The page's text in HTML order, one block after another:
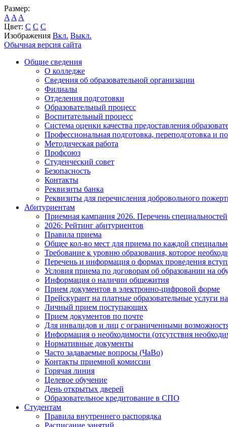
Размер:
A A A
Цвет: C C C
Изображения Вкл. Выкл.
Обычная версия сайта
Общие сведения
О колледже
Сведения об образовательной организации
Филиалы
Отделения подготовки
Образовательный процесс
Воспитательный процесс
Система оценки качества предоставления
Профессиональная подготовка, переподготовка и
Методическая работа
Профсоюз
Студенческий совет
Безопасность
Контакты
Реквизиты банка
Реквизиты для перечисления добровольного
Абитуриентам
Приемная кампания 2026. Перечень специальностей
2026: Рейтинг абитуриентов
Правила приема
Общее кол-во мест для приема по каждой
Требование к уровню образования, которое
Перечень и информация о формах проведения
Условия приема по договорам об образовании на
Информация о наличии общежития
Прием документов в электронно-цифровой форме
Прейскурант на платные образовательные услуги
Личный прием поступающих
Прием документов по почте
Для инвалидов и лиц с ограниченными
Информация о необходимости (отсутствия
Нормативные документы
Часто задаваемые вопросы (ЧаВо)
Контакты приемной комиссии
Горячая линия
Целевое обучение
День открытых дверей
Образовательное кредитование в СПО
Студентам
Правила внутреннего распорядка
Расписание занятий